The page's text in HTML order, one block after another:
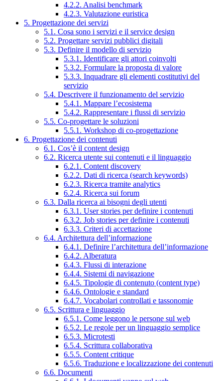
4.2.2. Analisi benchmark
4.2.3. Valutazione euristica
5. Progettazione dei servizi
5.1. Cosa sono i servizi e il service design
5.2. Progettare servizi pubblici digitali
5.3. Definire il modello di servizio
5.3.1. Identificare gli attori coinvolti
5.3.2. Formulare la proposta di valore
5.3.3. Inquadrare gli elementi costitutivi del
servizio
5.4. Descrivere il funzionamento del servizio
5.4.1. Mappare l’ecosistema
5.4.2. Rappresentare i flussi di servizio
5.5. Co-progettare le soluzioni
5.5.1. Workshop di co-progettazione
6. Progettazione dei contenuti
6.1. Cos’è il content design
6.2. Ricerca utente sui contenuti e il linguaggio
6.2.1. Content discovery
6.2.2. Dati di ricerca (search keywords)
6.2.3. Ricerca tramite analytics
6.2.4. Ricerca sui forum
6.3. Dalla ricerca ai bisogni degli utenti
6.3.1. User stories per definire i contenuti
6.3.2. Job stories per definire i contenuti
6.3.3. Criteri di accettazione
6.4. Architettura dell’informazione
6.4.1. Definire l’architettura dell’informazione
6.4.2. Alberatura
6.4.3. Flussi di interazione
6.4.4. Sistemi di navigazione
6.4.5. Tipologie di contenuto (content type)
6.4.6. Ontologie e standard
6.4.7. Vocabolari controllati e tassonomie
6.5. Scrittura e linguaggio
6.5.1. Come leggono le persone sul web
6.5.2. Le regole per un linguaggio semplice
6.5.3. Microtesti
6.5.4. Scrittura collaborativa
6.5.5. Content critique
6.5.6. Traduzione e localizzazione dei contenuti
6.6. Documenti